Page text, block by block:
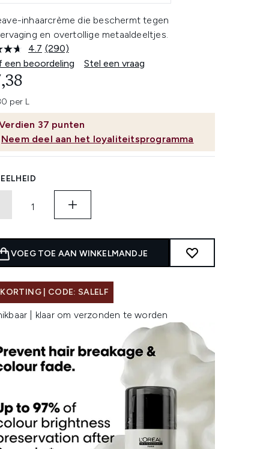
inhaarcrème die beschermt tegen
en overtollige metaaldeeltjes.
4.7 Lees
290
beoordelingen.
(290)
een beoordeling
Stel een vraag
37 punten
Neem deel aan het loyaliteitsprogramma
per L
VOEG TOE AAN WINKELMANDJE
| CODE: SALELF
| klaar om verzonden te worden